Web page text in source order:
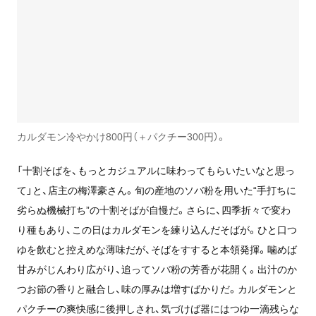
カルダモン冷やかけ800円（＋パクチー300円）。
「十割そばを、もっとカジュアルに味わってもらいたいなと思っ
て」と、店主の梅澤豪さん。旬の産地のソバ粉を用いた“手打ちに
劣らぬ機械打ち”の十割そばが自慢だ。さらに、四季折々で変わ
り種もあり、この日はカルダモンを練り込んだそばが。ひと口つ
ゆを飲むと控えめな薄味だが、そばをすすると本領発揮。噛めば
甘みがじんわり広がり、追ってソバ粉の芳香が花開く。出汁のか
つお節の香りと融合し、味の厚みは増すばかりだ。カルダモンと
パクチーの爽快感に後押しされ、気づけば器にはつゆ一滴残らな